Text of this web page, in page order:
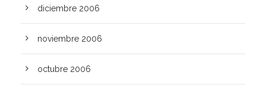
diciembre 2006
noviembre 2006
octubre 2006